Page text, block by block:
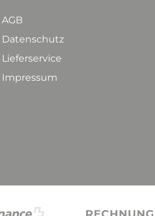
AGB
Datenschutz
Lieferservice
Impressum